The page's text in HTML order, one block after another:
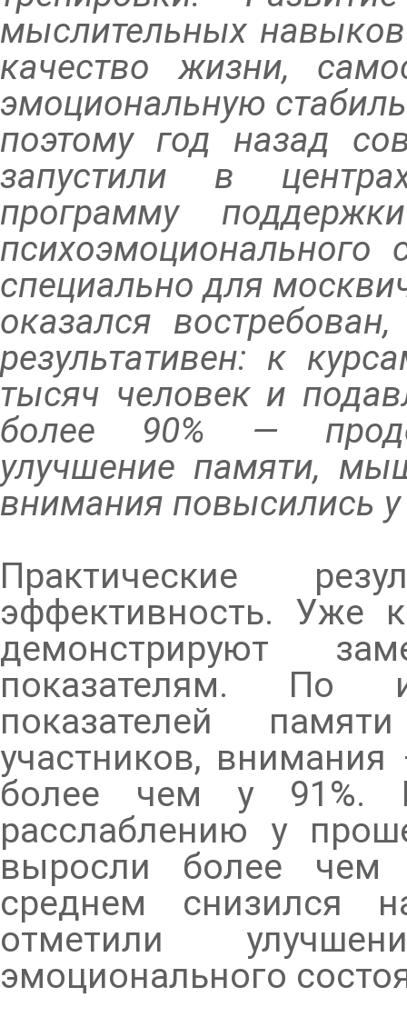
мыслительных
качество жизни,
эмоциональную
поэтому год назад
запустили в
программу
психоэмоционального
специально для
оказался
результативен: к
тысяч человек и
более 90% —
улучшение памяти,
внимания повысились у
Практические
эффективность. Уже
демонстрируют
показателям. По
показателей
участников,
более чем у 91%.
расслаблению у
выросли более чем
среднем снизился
отметили
эмоционального